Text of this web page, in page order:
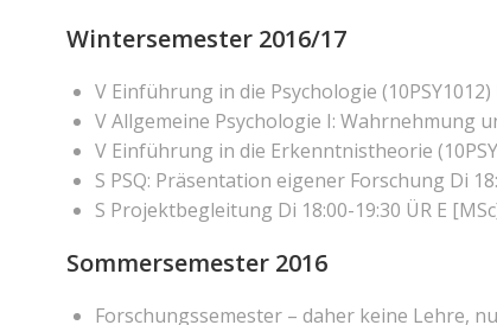
Wintersemester 2016/17
V Einführung in die Psychologie (10PSY1012)
V Allgemeine Psychologie I: Wahrnehmung
V Einführung in die Erkenntnistheorie
S PSQ: Präsentation eigener Forschung Di
S Projektbegleitung Di 18:00-19:30 ÜR E
Sommersemester 2016
Forschungssemester – daher keine Lehre,